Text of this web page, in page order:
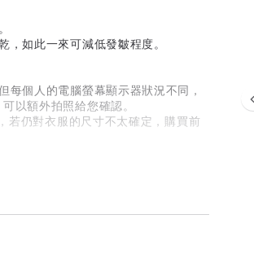
如此一來可減低發皺程度。
個人的電腦螢幕顯示器狀況不同，
以額外拍照給您確認。
若仍對衣服的尺寸不太確定，購買前
為週一~週五9:00~18:30 & 週六
。